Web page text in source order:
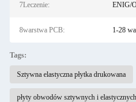
7Leczenie: ENIG/
8warstwa PCB: 1-28
Tags:
Sztywna elastyczna płytka drukowana
płyty obwodów sztywnych i elastycznych